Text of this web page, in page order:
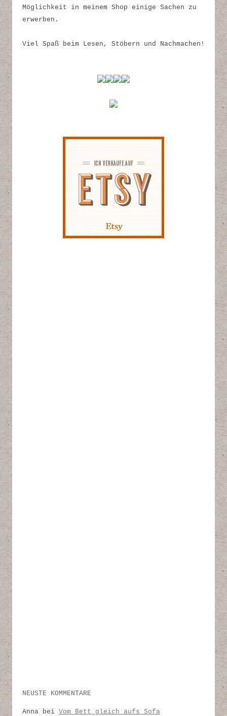
Möglichkeit in meinem Shop einige Sachen zu
erwerben.
Viel Spaß beim Lesen, Stöbern und Nachmachen!
NEUSTE KOMMENTARE
Anna bei Vom Bett gleich aufs Sofa